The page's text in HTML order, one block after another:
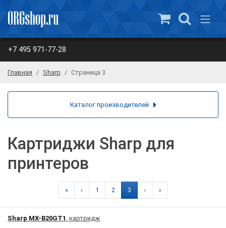
+7 495 971-77-28
Главная Sharp Страница 3
Картриджи Sharp для
принтеров
« ‹ 1 2 3 › »
Sharp MX-B20GT1, картридж